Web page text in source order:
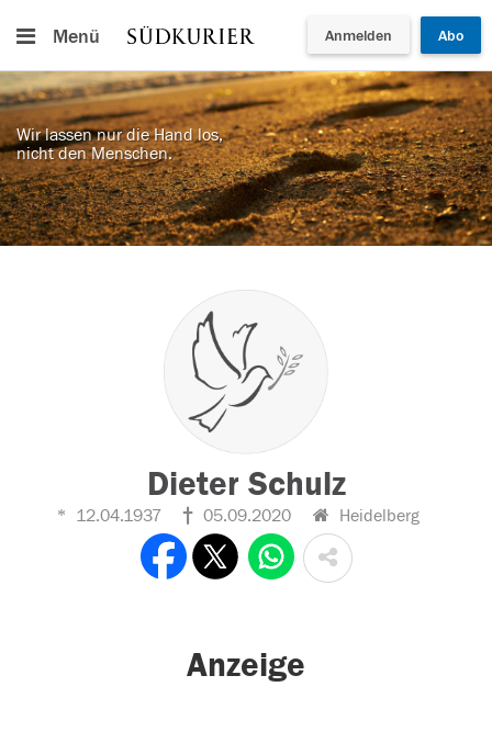
Menü Anmelden Abo
Wir lassen nur die Hand los,
nicht den Menschen.
Dieter Schulz
12.04.1937 05.09.2020 Heidelberg
Anzeige